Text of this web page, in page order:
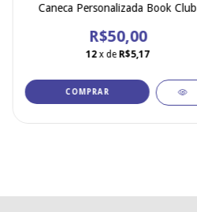
Caneca Personalizada Book Club
R$50,00
12 x de R$5,17